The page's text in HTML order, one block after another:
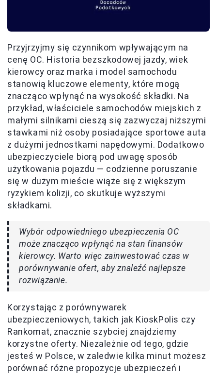
Przyjrzyjmy się czynnikom wpływającym na
cenę OC. Historia bezszkodowej jazdy, wiek
kierowcy oraz marka i model samochodu
stanowią kluczowe elementy, które mogą
znacząco wpłynąć na wysokość składki. Na
przykład, właściciele samochodów miejskich z
małymi silnikami cieszą się zazwyczaj niższymi
stawkami niż osoby posiadające sportowe auta
z dużymi jednostkami napędowymi. Dodatkowo
ubezpieczyciele biorą pod uwagę sposób
użytkowania pojazdu — codzienne poruszanie
się w dużym mieście wiąże się z większym
ryzykiem kolizji, co skutkuje wyższymi
składkami.
Wybór odpowiedniego ubezpieczenia OC
może znacząco wpłynąć na stan finansów
kierowcy. Warto więc zainwestować czas w
porównywanie ofert, aby znaleźć najlepsze
rozwiązanie.
Korzystając z porównywarek
ubezpieczeniowych, takich jak KioskPolis czy
Rankomat, znacznie szybciej znajdziemy
korzystne oferty. Niezależnie od tego, gdzie
jesteś w Polsce, w zaledwie kilka minut możesz
porównać różne propozycje ubezpieczeń i